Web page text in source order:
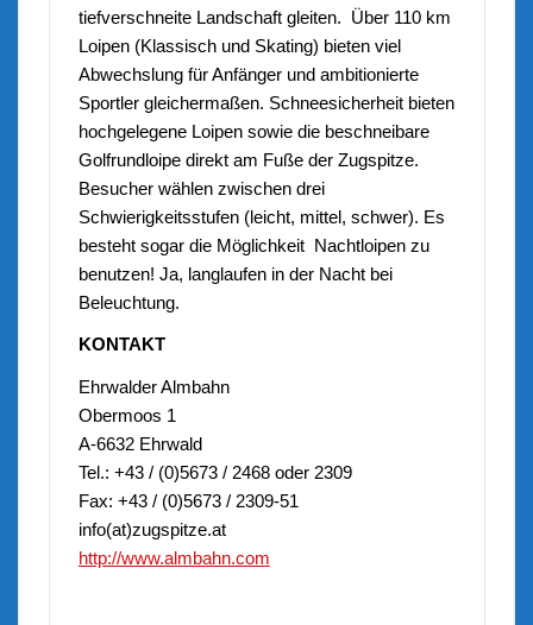
tiefverschneite Landschaft gleiten. Über 110 km
Loipen (Klassisch und Skating) bieten viel
Abwechslung für Anfänger und ambitionierte
Sportler gleichermaßen. Schneesicherheit bieten
hochgelegene Loipen sowie die beschneibare
Golfrundloipe direkt am Fuße der Zugspitze.
Besucher wählen zwischen drei
Schwierigkeitsstufen (leicht, mittel, schwer). Es
besteht sogar die Möglichkeit Nachtloipen zu
benutzen! Ja, langlaufen in der Nacht bei
Beleuchtung.
KONTAKT
Ehrwalder Almbahn
Obermoos 1
A-6632 Ehrwald
Tel.: +43 / (0)5673 / 2468 oder 2309
Fax: +43 / (0)5673 / 2309-51
info(at)zugspitze.at
http://www.almbahn.com